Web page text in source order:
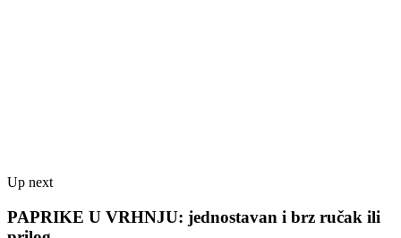
Up next
PAPRIKE U VRHNJU: jednostavan i brz ručak ili